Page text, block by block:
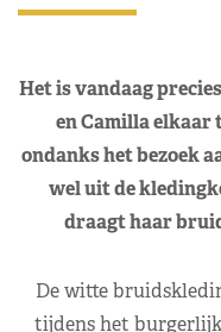
Het is vandaag
en Camilla elkaar
ondanks het bezoek
wel uit de
draagt haar
De witte
tijdens het